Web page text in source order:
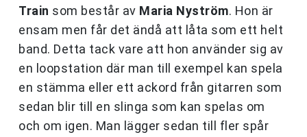
Train som består av Maria Nyström. Hon är
ensam men får det ändå att låta som ett helt
band. Detta tack vare att hon använder sig av
en loopstation där man till exempel kan spela
en stämma eller ett ackord från gitarren som
sedan blir till en slinga som kan spelas om
och om igen. Man lägger sedan till fler spår